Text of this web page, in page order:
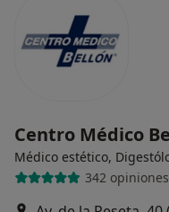
Centro Médico
Médico estético,
342 opiniones